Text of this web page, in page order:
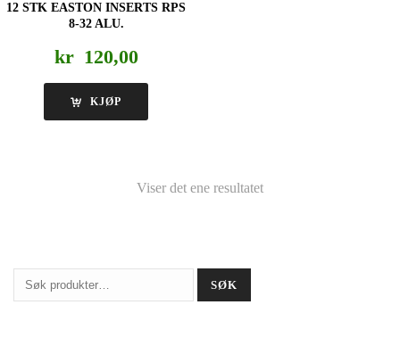
12 STK EASTON INSERTS RPS
8-32 ALU.
kr 120,00
KJØP
Viser det ene resultatet
Søk
etter:
SØK